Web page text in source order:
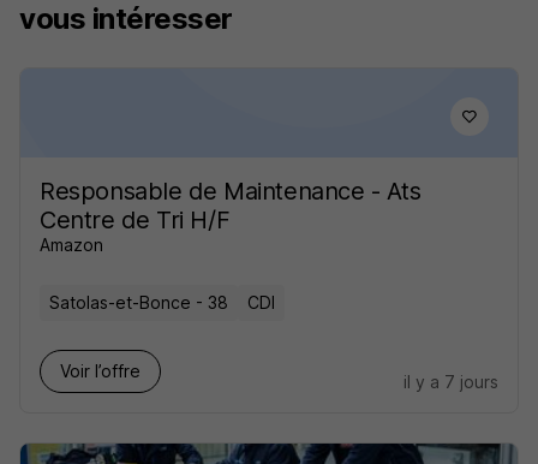
vous intéresser
Responsable de Maintenance - Ats
Centre de Tri H/F
Amazon
Satolas-et-Bonce - 38 CDI
Voir l’offre
il y a 7 jours